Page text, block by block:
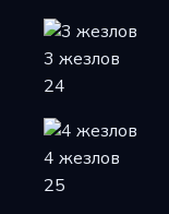
3 жезлов
24
4 жезлов
25